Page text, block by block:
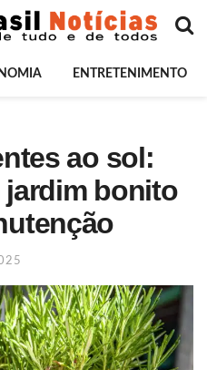
ENTRETENIMENTO
ao sol:
bonito